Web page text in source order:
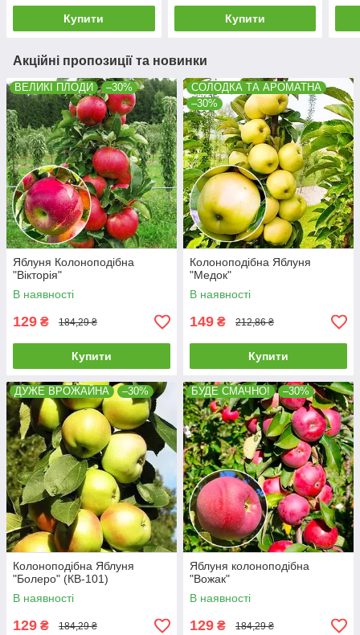
Купити Купити
Акційні пропозиції та новинки
ВЕЛИКІ ПЛОДИ –30%
Яблуня Колоноподібна
"Вікторія"
В наявності
129 ₴ 184,29 ₴
Купити
СОЛОДКА ТА АРОМАТНА
–30%
Колоноподібна Яблуня
"Медок"
В наявності
149 ₴ 212,86 ₴
Купити
ДУЖЕ ВРОЖАЙНА –30%
Колоноподібна Яблуня
"Болеро" (КВ-101)
В наявності
129 ₴ 184,29 ₴
БУДЕ СМАЧНО! –30%
Яблуня колоноподібна
"Вожак"
В наявності
129 ₴ 184,29 ₴